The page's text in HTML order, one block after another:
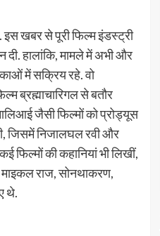
इस खबर से पूरी फिल्म इंडस्ट्री
हालांकि, मामले में अभी और
में सक्रिय रहे. वो
ब्रह्माचारिगल से बतौर
जैसी फिल्मों को प्रोड्यूस
जिसमें निजालघल रवी और
की कहानियां भी लिखीं,
माइकल राज, सोनथाकरण,
थे.